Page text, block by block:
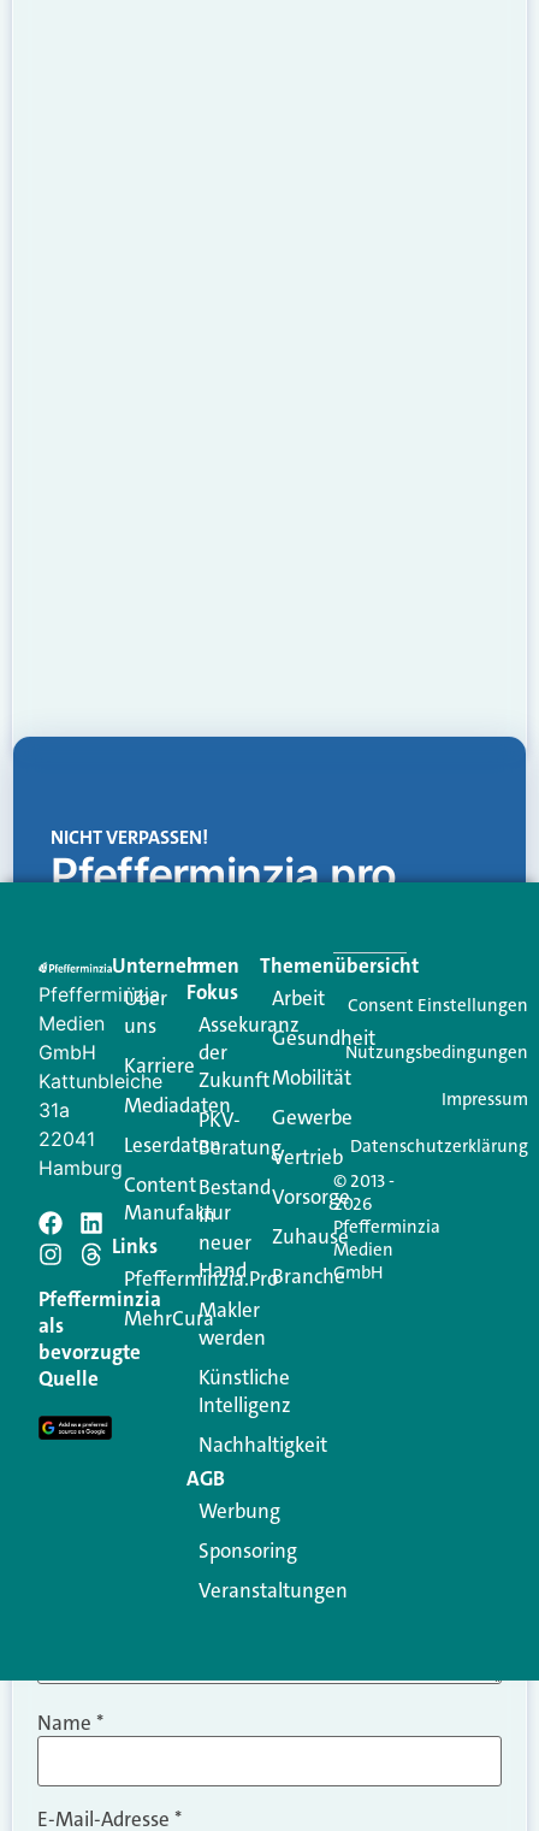
NICHT VERPASSEN!
Pfefferminzia.pro
Creator für Ihre Kundenkommunikation. Alles, was
Ihren Vertriebsalltag leichter macht. Mit nur einem
Login.
Jetzt anmelden
Schreiben Sie einen
Kommentar
Ihre E-Mail-Adresse wird nicht veröffentlicht.
Erforderliche Felder sind mit
Kommentar
Name *
E-Mail-Adresse *
Pfefferminzia
Medien
GmbH
Kattunbleiche
31a
22041
Hamburg
Pfefferminzia
als
bevorzugte
Quelle
Unternehmen
Über
uns
Karriere
Mediadaten
Leserdaten
Content
Manufaktur
Links
Pfefferminzia.Pro
MehrCura
Im
Fokus
Assekuranz
der
Zukunft
PKV-
Beratung
Bestand
in
neuer
Hand
Makler
werden
Künstliche
Intelligenz
Nachhaltigkeit
AGB
Werbung
Sponsoring
Veranstaltungen
Themenübersicht
Arbeit
Gesundheit
Mobilität
Gewerbe
Vertrieb
Vorsorge
Zuhause
Branche
© 2013 -
2026
Pfefferminzia
Medien
GmbH
Consent Einstellungen
Nutzungsbedingungen
Impressum
Datenschutzerklärung